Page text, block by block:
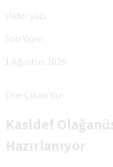
slider yazı
Son Yayın
1 Ağustos 2026
Öne Çıkan Yazı
Kasidef
Hazırlanıyor